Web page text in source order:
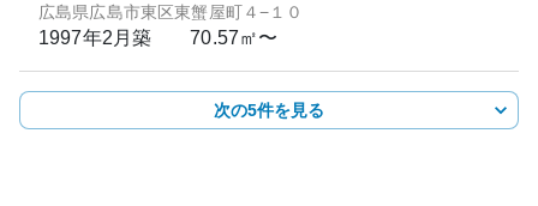
広島県広島市東区東蟹屋町４−１０
1997年2月築 70.57㎡〜
次の5件を見る